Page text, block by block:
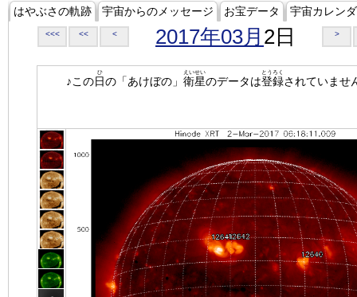
はやぶさの軌跡 宇宙からのメッセージ お宝データ 宇宙カレン
<<< << < 2017年03月 2日 >
♪この日
ひ
の「あけぼの」 衛星
えいせい
のデータは登録
とうろく
されていませ